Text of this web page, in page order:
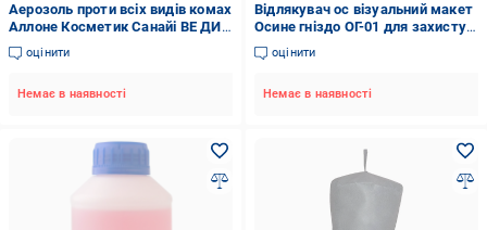
Аерозоль проти всіх видів комах
Аллоне Косметик Санайі ВЕ ДИС
ТИК Чистий дім 600 мл (A-
D5439)
оцінити
Немає в наявності
Відлякувач ос візуальний макет
Осине гніздо ОГ-01 для захисту
від ос
оцінити
Немає в наявності